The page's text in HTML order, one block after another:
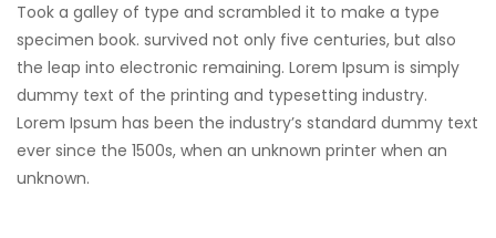
Took a galley of type and scrambled it to make a type
specimen book. survived not only five centuries, but also
the leap into electronic remaining. Lorem Ipsum is simply
dummy text of the printing and typesetting industry.
Lorem Ipsum has been the industry’s standard dummy text
ever since the 1500s, when an unknown printer when an
unknown.